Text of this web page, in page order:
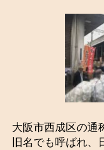
大阪市西成区の通
旧名でも呼ばれ